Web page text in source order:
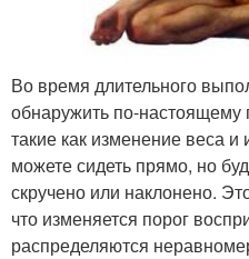
Во время длительного
обнаружить по-
такие как изменение веса
можете сидеть прямо, но
скручено или наклонено.
что изменяется порог
распределяются